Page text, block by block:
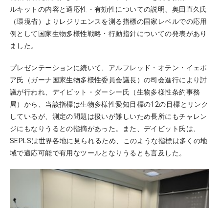
ルキットの内容と適応性・有効性についての説明、奥田直久氏
（環境省）よりレジリエンスを測る指標の国家レベルでの応用
例として国家生物多様性戦略・行動指針についての発表があり
ました。
プレゼンテーションに続いて、アルフレッド・オテン・イェボ
ア氏（ガーナ国家生物多様性委員会議長）の司会進行により討
議が行われ、デイビット・ダーシー氏（生物多様性条約事務
局）から、当該指標は生物多様性愛知目標の12の目標とリンク
しているが、測定の問題は扱いが難しいため長所にもチャレン
ジにもなりうるとの指摘があった。また、デイビット氏は、
SEPLSは世界各地に見られるため、このような指標は多くの地
域で適応可能で有用なツールとなりうるとも言及した。